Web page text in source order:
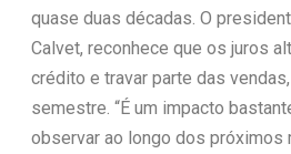
quase duas décadas. O
Calvet, reconhece que os juros
crédito e travar parte das
semestre. “É um impacto
observar ao longo dos próximos